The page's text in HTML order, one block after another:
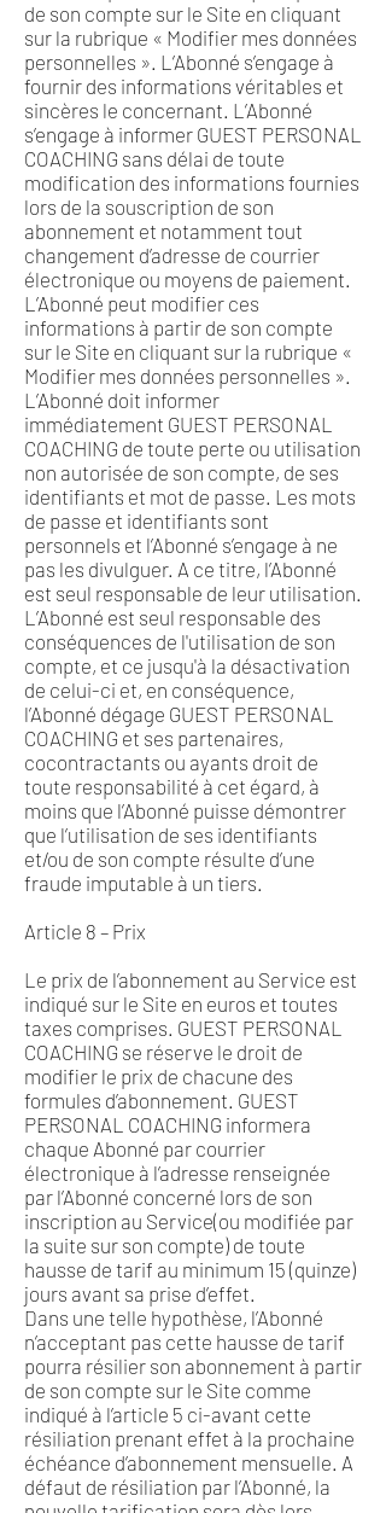
de son compte sur le Site en cliquant
sur la rubrique « Modifier mes données
personnelles ». L’Abonné s’engage à
fournir des informations véritables et
sincères le concernant. L’Abonné
s’engage à informer GUEST PERSONAL
COACHING sans délai de toute
modification des informations fournies
lors de la souscription de son
abonnement et notamment tout
changement d’adresse de courrier
électronique ou moyens de paiement.
L’Abonné peut modifier ces
informations à partir de son compte
sur le Site en cliquant sur la rubrique «
Modifier mes données personnelles ».
L’Abonné doit informer
immédiatement GUEST PERSONAL
COACHING de toute perte ou utilisation
non autorisée de son compte, de ses
identifiants et mot de passe. Les mots
de passe et identifiants sont
personnels et l’Abonné s’engage à ne
pas les divulguer. A ce titre, l’Abonné
est seul responsable de leur utilisation.
L’Abonné est seul responsable des
conséquences de l'utilisation de son
compte, et ce jusqu'à la désactivation
de celui-ci et, en conséquence,
l’Abonné dégage GUEST PERSONAL
COACHING et ses partenaires,
cocontractants ou ayants droit de
toute responsabilité à cet égard, à
moins que l’Abonné puisse démontrer
que l’utilisation de ses identifiants
et/ou de son compte résulte d’une
fraude imputable à un tiers.
Article 8 – Prix
Le prix de l’abonnement au Service est
indiqué sur le Site en euros et toutes
taxes comprises. GUEST PERSONAL
COACHING se réserve le droit de
modifier le prix de chacune des
formules d’abonnement. GUEST
PERSONAL COACHING informera
chaque Abonné par courrier
électronique à l’adresse renseignée
par l’Abonné concerné lors de son
inscription au Service(ou modifiée par
la suite sur son compte) de toute
hausse de tarif au minimum 15 (quinze)
jours avant sa prise d’effet.
Dans une telle hypothèse, l’Abonné
n’acceptant pas cette hausse de tarif
pourra résilier son abonnement à partir
de son compte sur le Site comme
indiqué à l’article 5 ci-avant cette
résiliation prenant effet à la prochaine
échéance d’abonnement mensuelle. A
défaut de résiliation par l’Abonné, la